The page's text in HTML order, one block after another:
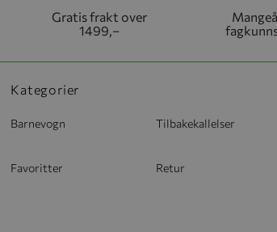
Gratis frakt over
1499,–
Kategorier
Barnevogn Tilbakekallelser
Favoritter Retur